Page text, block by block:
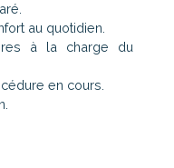
au quotidien.
à la charge du
en cours.